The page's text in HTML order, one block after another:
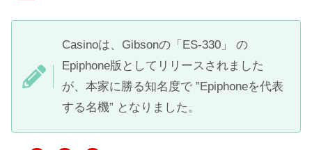
Casinoは、Gibsonの「ES-330」 の
Epiphone版としてリリースされました
が、本家に勝る知名度で ”Epiphoneを代表
する名機” となりました。